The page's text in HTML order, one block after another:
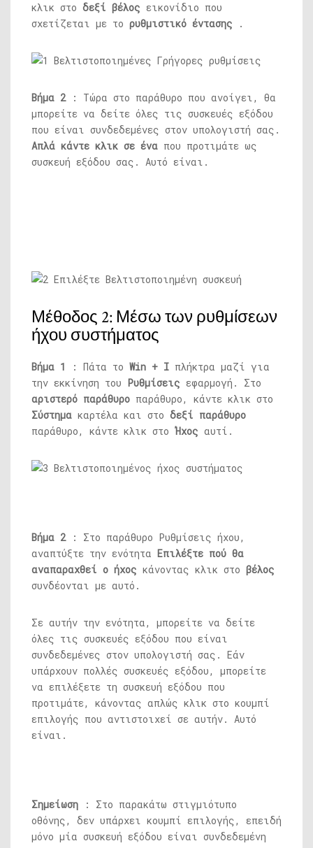
κλικ στο δεξί βέλος εικονίδιο που
σχετίζεται με το ρυθμιστικό έντασης .
Βήμα 2: Τώρα στο παράθυρο που ανοίγει, θα
μπορείτε να δείτε όλες τις συσκευές εξόδου
που είναι συνδεδεμένες στον υπολογιστή σας.
Απλά κάντε κλικ σε ένα που προτιμάτε ως
συσκευή εξόδου σας. Αυτό είναι.
Μέθοδος 2: Μέσω των ρυθμίσεων
ήχου συστήματος
Βήμα 1 : Πάτα το Win + I πλήκτρα μαζί για
την εκκίνηση του Ρυθμίσεις εφαρμογή. Στο
αριστερό παράθυρο παράθυρο, κάντε κλικ στο
Σύστημα καρτέλα και στο δεξί παράθυρο
παράθυρο, κάντε κλικ στο Ήχος αυτί.
Βήμα 2: Στο παράθυρο Ρυθμίσεις ήχου,
αναπτύξτε την ενότητα Επιλέξτε πού θα
αναπαραχθεί ο ήχος κάνοντας κλικ στο βέλος
συνδέονται με αυτό.
Σε αυτήν την ενότητα, μπορείτε να δείτε
όλες τις συσκευές εξόδου που είναι
συνδεδεμένες στον υπολογιστή σας. Εάν
υπάρχουν πολλές συσκευές εξόδου, μπορείτε
να επιλέξετε τη συσκευή εξόδου που
προτιμάτε, κάνοντας απλώς κλικ στο κουμπί
επιλογής που αντιστοιχεί σε αυτήν. Αυτό
είναι.
Σημείωση : Στο παρακάτω στιγμιότυπο
οθόνης, δεν υπάρχει κουμπί επιλογής, επειδή
μόνο μία συσκευή εξόδου είναι συνδεδεμένη